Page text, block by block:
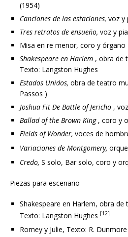
(1954)
Canciones de las estaciones, voz y
Tres retratos de ensueño, voz y
Misa en re menor, coro y órgano
Shakespeare en Harlem , obra de
Texto: Langston Hughes
Estados Unidos, obra de teatro
Passos )
Joshua Fit De Battle of Jericho ,
Ballad of the Brown King, coro y
Fields of Wonder, voces de
Variaciones de Montgomery,
Credo, S solo, Bar solo, coro y
Piezas para escenario
Shakespeare en Harlem, obra de
Texto: Langston Hughes [12]
Romey y Julie, Texto: R. Dunmore